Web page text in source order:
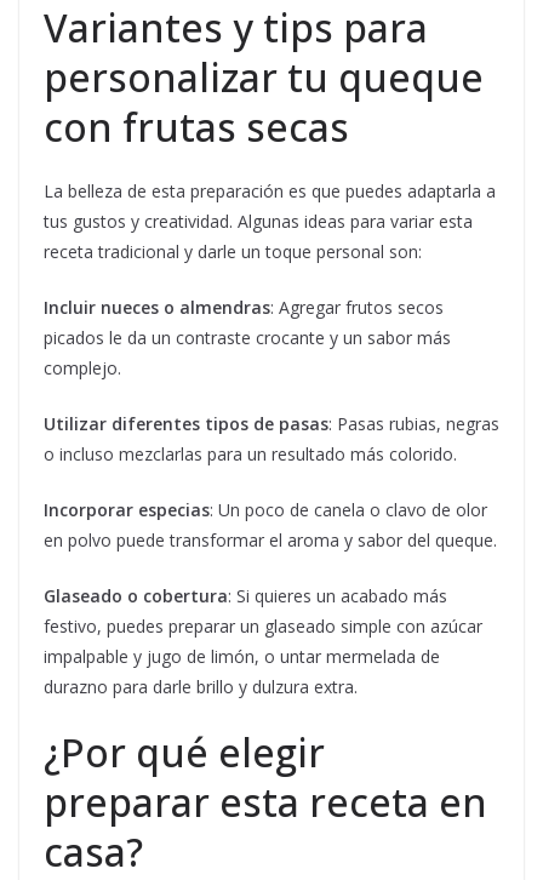
Variantes y tips para
personalizar tu queque
con frutas secas
La belleza de esta preparación es que puedes adaptarla a
tus gustos y creatividad. Algunas ideas para variar esta
receta tradicional y darle un toque personal son:
Incluir nueces o almendras: Agregar frutos secos
picados le da un contraste crocante y un sabor más
complejo.
Utilizar diferentes tipos de pasas: Pasas rubias, negras
o incluso mezclarlas para un resultado más colorido.
Incorporar especias: Un poco de canela o clavo de olor
en polvo puede transformar el aroma y sabor del queque.
Glaseado o cobertura: Si quieres un acabado más
festivo, puedes preparar un glaseado simple con azúcar
impalpable y jugo de limón, o untar mermelada de
durazno para darle brillo y dulzura extra.
¿Por qué elegir
preparar esta receta en
casa?